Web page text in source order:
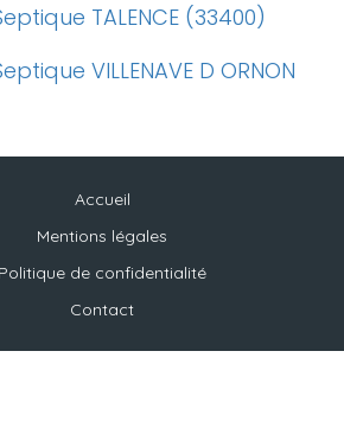
TALENCE (33400)
VILLENAVE D ORNON
Accueil
Mentions légales
Politique de confidentialité
Contact